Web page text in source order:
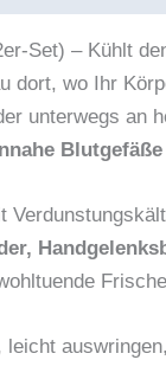
Set) – Kühlt
dort, wo Ihr
unterwegs an
Blutgefäße